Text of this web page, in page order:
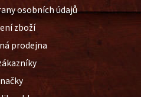
osobních údajů
zboží
prodejna